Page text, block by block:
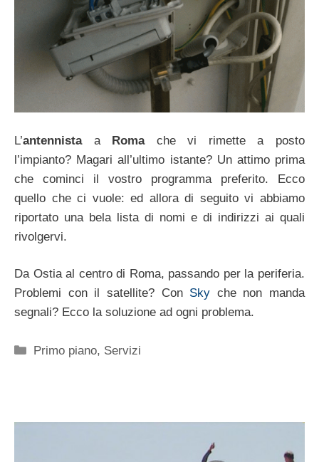
L’antennistaa Romache vi rimette a posto
l’impianto? Magari all’ultimo istante? Un attimo prima
che cominci il vostro programma preferito. Ecco
quello che ci vuole: ed allora di seguito vi abbiamo
riportato una bela lista di nomi e di indirizzi ai quali
rivolgervi.
Da Ostia al centro di Roma, passando per la periferia.
Problemi con il satellite? Con Sky che non manda
segnali? Ecco la soluzione ad ogni problema.
Categorie
Primo piano, Servizi